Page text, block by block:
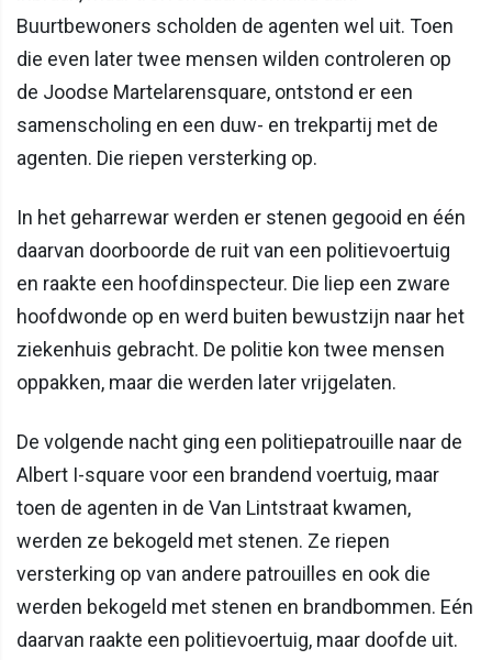
Buurtbewoners scholden de agenten wel uit. Toen
die even later twee mensen wilden controleren op
de Joodse Martelarensquare, ontstond er een
samenscholing en een duw- en trekpartij met de
agenten. Die riepen versterking op.
In het geharrewar werden er stenen gegooid en één
daarvan doorboorde de ruit van een politievoertuig
en raakte een hoofdinspecteur. Die liep een zware
hoofdwonde op en werd buiten bewustzijn naar het
ziekenhuis gebracht. De politie kon twee mensen
oppakken, maar die werden later vrijgelaten.
De volgende nacht ging een politiepatrouille naar de
Albert I-square voor een brandend voertuig, maar
toen de agenten in de Van Lintstraat kwamen,
werden ze bekogeld met stenen. Ze riepen
versterking op van andere patrouilles en ook die
werden bekogeld met stenen en brandbommen. Eén
daarvan raakte een politievoertuig, maar doofde uit.